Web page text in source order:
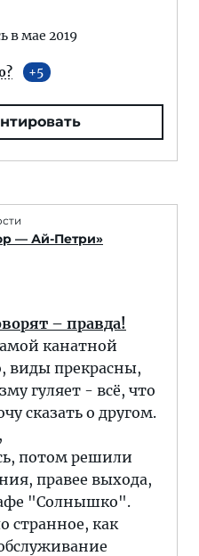
в мае 2019
5
— Ай-Петри»
– правда!
канатной
виды прекрасны,
гуляет - всё, что
сказать о другом.
потом решили
правее выхода,
"Солнышко".
странное, как